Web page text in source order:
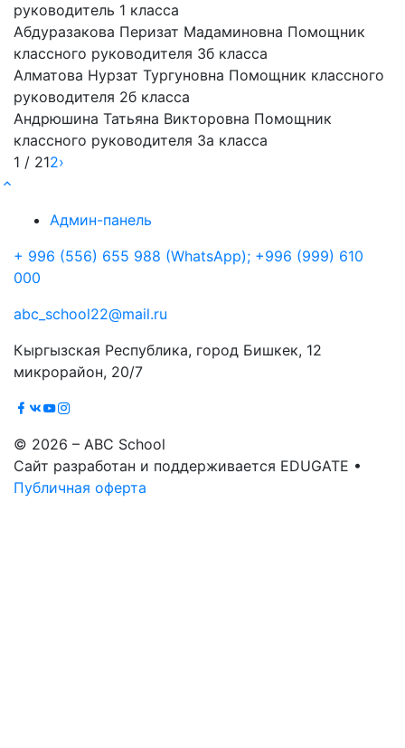
руководитель 1 класса
Абдуразакова Перизат Мадаминовна Помощник
классного руководителя 3б класса
Алматова Нурзат Тургуновна Помощник классного
руководителя 2б класса
Андрюшина Татьяна Викторовна Помощник
классного руководителя 3а класса
1 / 212›
Админ-панель
+ 996 (556) 655 988 (WhatsApp); +996 (999) 610
000
abc_school22@mail.ru
Кыргызская Республика, город Бишкек, 12
микрорайон, 20/7
© 2026 – ABC School
Сайт разработан и поддерживается EDUGATE •
Публичная оферта